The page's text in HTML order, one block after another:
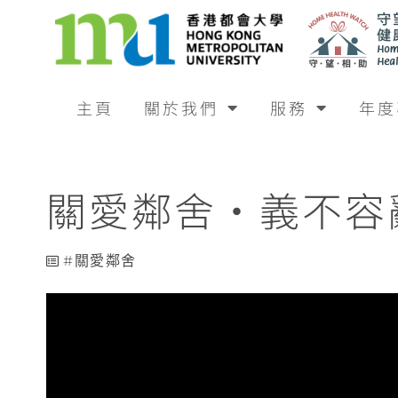
主頁 關於我們 服務 年
關愛鄰舍‧義不
關愛鄰舍